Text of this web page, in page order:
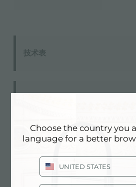
技术表
3D模型
Choose the country you
language for a better
UNITED STATES